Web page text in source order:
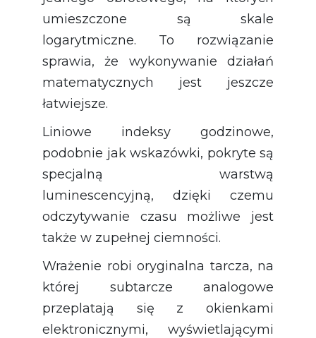
umieszczone są skale
logarytmiczne. To rozwiązanie
sprawia, że wykonywanie działań
matematycznych jest jeszcze
łatwiejsze.
Liniowe indeksy godzinowe,
podobnie jak wskazówki, pokryte są
specjalną warstwą
luminescencyjną, dzięki czemu
odczytywanie czasu możliwe jest
także w zupełnej ciemności.
Wrażenie robi oryginalna tarcza, na
której subtarcze analogowe
przeplatają się z okienkami
elektronicznymi, wyświetlającymi